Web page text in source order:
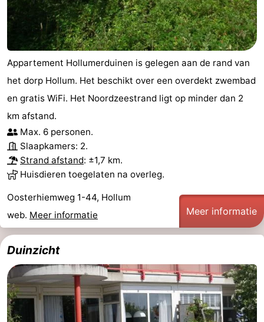
Appartement Hollumerduinen is gelegen aan de rand van
het dorp Hollum. Het beschikt over een overdekt zwembad
en gratis WiFi. Het Noordzeestrand ligt op minder dan 2
km afstand.
Max. 6 personen.
Slaapkamers: 2.
Strand afstand: ±1,7 km.
Huisdieren toegelaten na overleg.
Oosterhiemweg 1-44, Hollum
web. Meer informatie Meer informatie
Duinzicht